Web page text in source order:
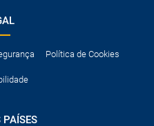
Política de Cookies
PAÍSES